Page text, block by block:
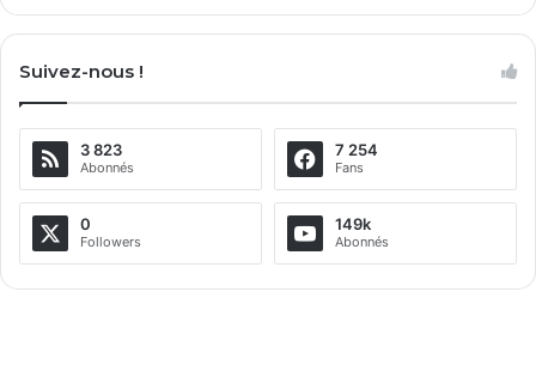
t
n
t
i
Suivez-nous !
3 823
Abonnés
7 254
Fans
0
Followers
149k
Abonnés